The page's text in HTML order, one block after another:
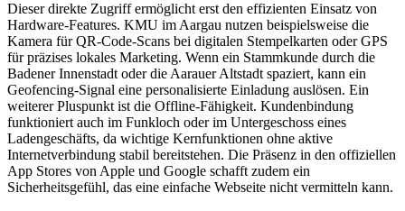
Dieser direkte Zugriff ermöglicht erst den effizienten Einsatz von
Hardware-Features. KMU im Aargau nutzen beispielsweise die
Kamera für QR-Code-Scans bei digitalen Stempelkarten oder GPS
für präzises lokales Marketing. Wenn ein Stammkunde durch die
Badener Innenstadt oder die Aarauer Altstadt spaziert, kann ein
Geofencing-Signal eine personalisierte Einladung auslösen. Ein
weiterer Pluspunkt ist die Offline-Fähigkeit. Kundenbindung
funktioniert auch im Funkloch oder im Untergeschoss eines
Ladengeschäfts, da wichtige Kernfunktionen ohne aktive
Internetverbindung stabil bereitstehen. Die Präsenz in den offiziellen
App Stores von Apple und Google schafft zudem ein
Sicherheitsgefühl, das eine einfache Webseite nicht vermitteln kann.